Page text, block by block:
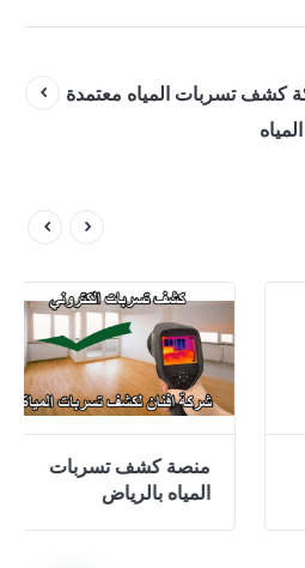
كشف تسربات المياه معتمدة
رقم كشف تسربات
المياه بالرياض